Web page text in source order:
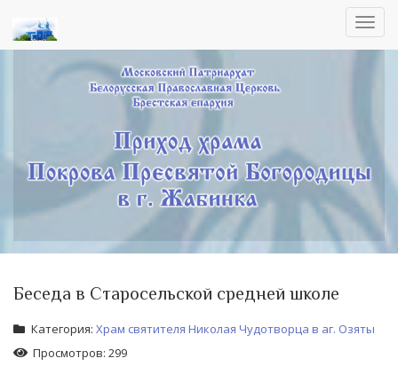
Беседа в Старосельской средней школе
Категория: Храм святителя Николая Чудотворца в аг. Озяты
Просмотров: 299